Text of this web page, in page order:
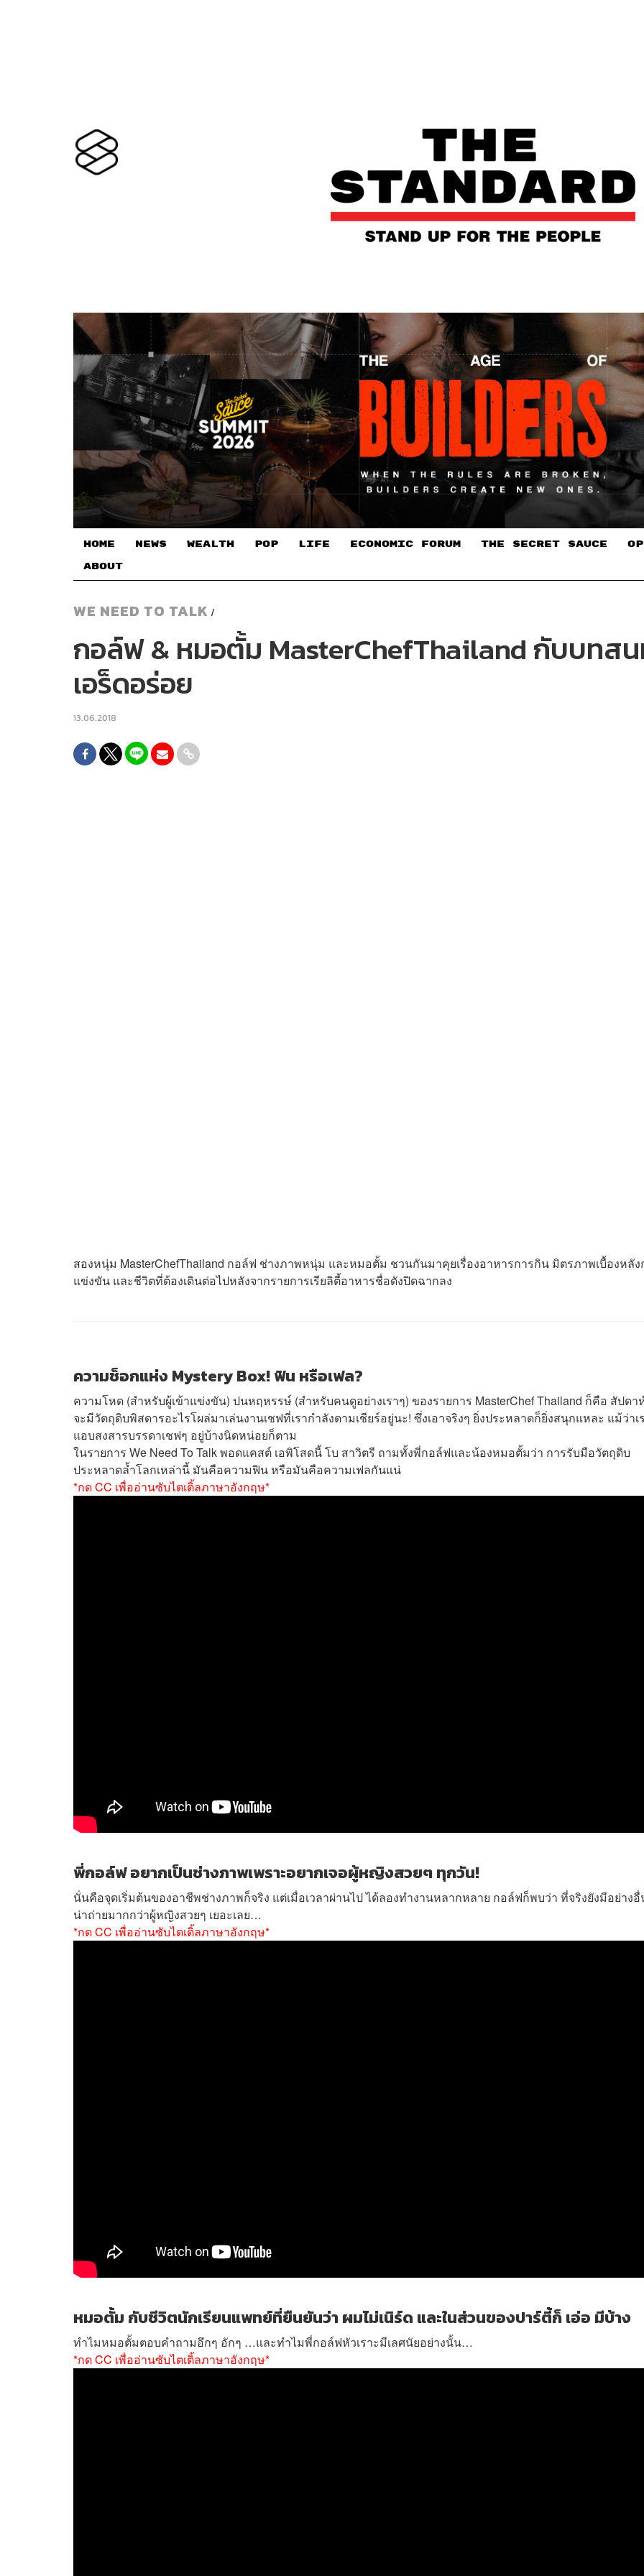
HOME NEWS WEALTH POP LIFE ECONOMIC FORUM THE SECRET SAUCE​
ABOUT
WE NEED TO TALK /
กอล์ฟ & หมอตั้ม MasterChefThailand กับบทส
เอร็ดอร่อย
13.06.2018
สองหนุ่ม MasterChefThailand กอล์ฟ ช่างภาพหนุ่ม และหมอตั้ม ชวนกันมาคุยเรื่องอาหารการกิน มิตรภาพเบื้องหลัง
แข่งขัน และชีวิตที่ต้องเดินต่อไปหลังจากรายการเรียลิตี้อาหารชื่อดังปิดฉากลง
ความช็อกแห่ง Mystery Box! ฟิน หรือเฟล?
ความโหด (สำหรับผู้เข้าแข่งขัน) ปนหฤหรรษ์ (สำหรับคนดูอย่างเราๆ) ของรายการ MasterChef Thailand ก็คือ สัปดา
จะมีวัตถุดิบพิสดารอะไรโผล่มาเล่นงานเชฟที่เรากำลังตามเชียร์อยู่นะ! ซึ่งเอาจริงๆ ยิ่งประหลาดก็ยิ่งสนุกแหละ แม้ว่าเ
แอบสงสารบรรดาเชฟๆ อยู่บ้างนิดหน่อยก็ตาม
ในรายการ We Need To Talk พอดแคสต์ เอพิโสดนี้ โบ สาวิตรี ถามทั้งพี่กอล์ฟและน้องหมอตั้มว่า การรับมือวัตถุดิบ
ประหลาดล้ำโลกเหล่านี้ มันคือความฟิน หรือมันคือความเฟลกันแน่
*กด CC เพื่ออ่านซับไตเติ้ลภาษาอังกฤษ*
พี่กอล์ฟ อยากเป็นช่างภาพเพราะอยากเจอผู้หญิงสวยๆ ทุกวัน!
นั่นคือจุดเริ่มต้นของอาชีพช่างภาพก็จริง แต่เมื่อเวลาผ่านไป ได้ลองทำงานหลากหลาย กอล์ฟก็พบว่า ที่จริงยังมีอย่าง
น่าถ่ายมากกว่าผู้หญิงสวยๆ เยอะเลย…
*กด CC เพื่ออ่านซับไตเติ้ลภาษาอังกฤษ*
หมอตั้ม กับชีวิตนักเรียนแพทย์ที่ยืนยันว่า ผมไม่เนิร์ด และในส่วนของปาร์ตี้ก็ เอ่อ มีบ้าง
ทำไมหมอตั้มตอบคำถามอึกๆ อักๆ …และทำไมพี่กอล์ฟหัวเราะมีเลศนัยอย่างนั้น…
*กด CC เพื่ออ่านซับไตเติ้ลภาษาอังกฤษ*